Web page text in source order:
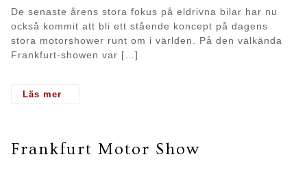
De senaste årens stora fokus på eldrivna bilar har nu
också kommit att bli ett stående koncept på dagens
stora motorshower runt om i världen. På den välkända
Frankfurt-showen var […]
Frankfurt Motor Show